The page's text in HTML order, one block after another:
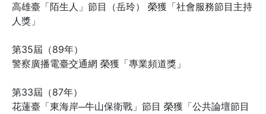
高雄臺「陌生人」節目（岳玲） 榮獲「社會服務節目主持
人獎」
第35屆（89年）
警察廣播電臺交通網 榮獲「專業頻道獎」
第33屆（87年）
花蓮臺「東海岸─牛山保衛戰」節目 榮獲「公共論壇節目